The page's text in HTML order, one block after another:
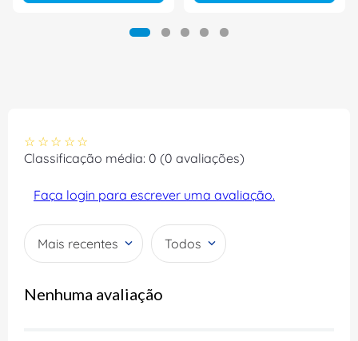
☆ ☆ ☆ ☆ ☆
Classificação média: 0 (0 avaliações)
Faça login para escrever uma avaliação.
Mais recentes Todos
Nenhuma avaliação